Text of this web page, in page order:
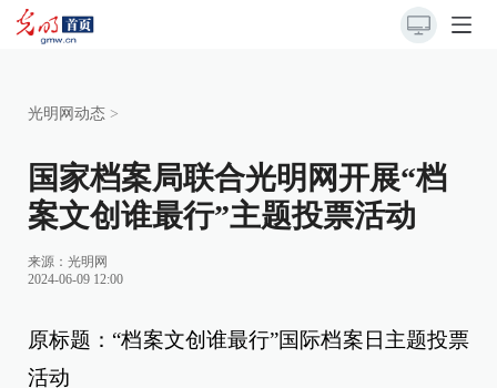
光明网动态 >
国家档案局联合光明网开展“档
案文创谁最行”主题投票活动
来源： 光明网
2024-06-09 12:00
原标题：“档案文创谁最行”国际档案日主题投票
活动